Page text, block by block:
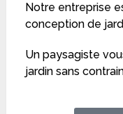
Notre entreprise
conception de
Un paysagiste
jardin sans